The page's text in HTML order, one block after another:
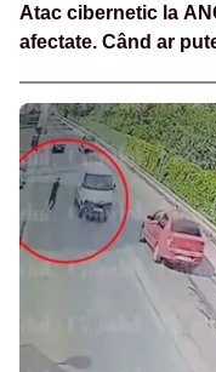
Atac cibernetic la
afectate. Când ar